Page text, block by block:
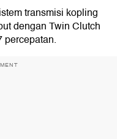
transmisi kopling
dengan Twin Clutch
percepatan.